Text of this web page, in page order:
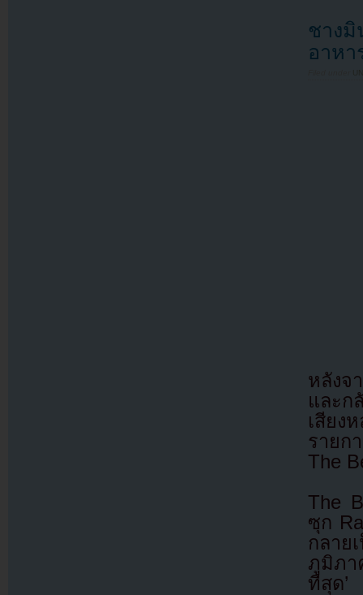
ชาง
อาหา
หลังจ
และก
เสีย
รายก
The
The
ซุก
กลาย
ภูมิภา
ที่สุด’